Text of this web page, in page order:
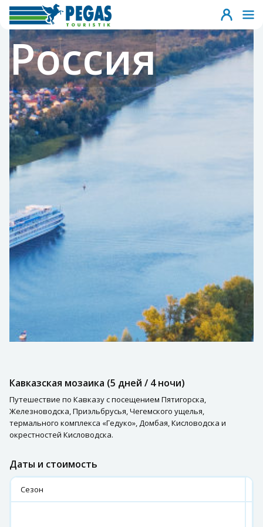
Россия
Кавказская мозаика (5 дней / 4 ночи)
Путешествие по Кавказу с посещением Пятигорска,
Железноводска, Приэльбрусья, Чегемского ущелья,
термального комплекса «Гедуко», Домбая, Кисловодска и
окрестностей Кисловодска.
Даты и стоимость
Сезон